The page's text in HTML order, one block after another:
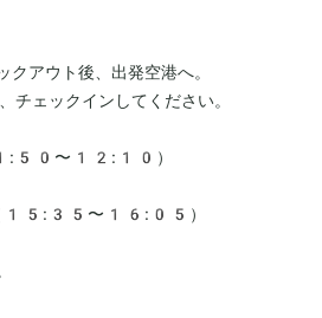
クアウト後、出発空港へ。
ェックインしてください。
〜12:10）
（15:35〜16:05）